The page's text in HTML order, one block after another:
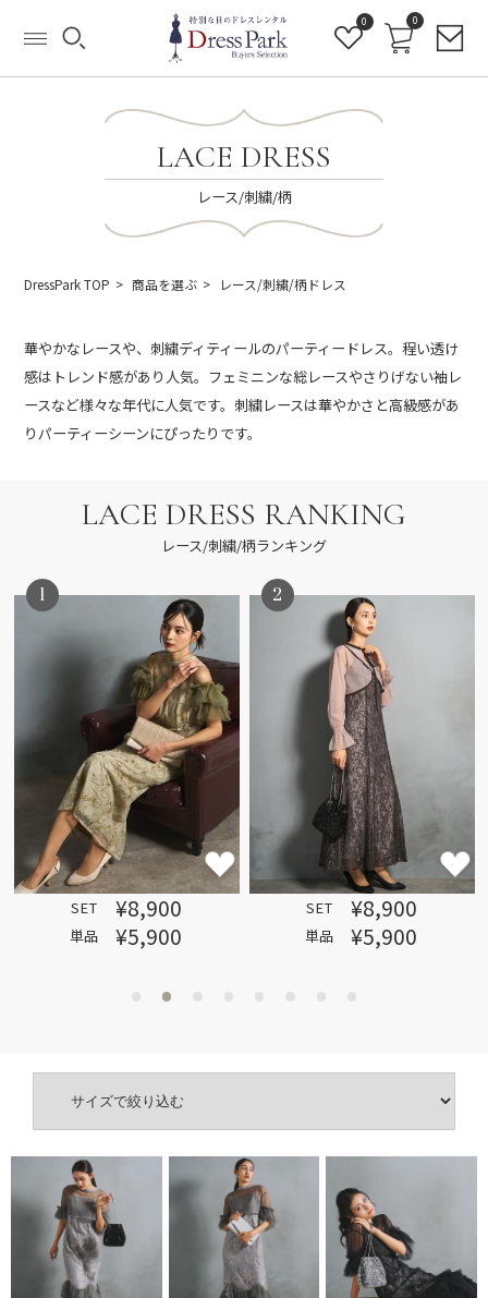
0 0
LACE DRESS
レース/刺繍/柄
DressPark TOP 商品を選ぶ レース/刺繍/柄ドレス
華やかなレースや、刺繍ディティールのパーティードレス。程い透け
感はトレンド感があり人気。フェミニンな総レースやさりげない袖レ
ースなど様々な年代に人気です。刺繍レースは華やかさと高級感があ
りパーティーシーンにぴったりです。
LACE DRESS RANKING
レース/刺繍/柄ランキング
1
SET ¥8,900
単品 ¥5,900
2
SET ¥8,900
単品 ¥5,900